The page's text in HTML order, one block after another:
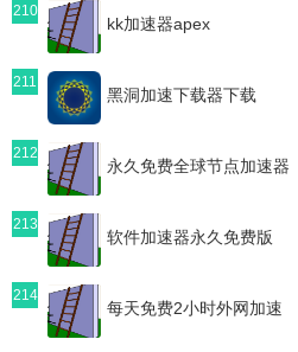
210
kk加速器apex
211
黑洞加速下载器下载
212
永久免费全球节点加速器
213
软件加速器永久免费版
214
每天免费2小时外网加速